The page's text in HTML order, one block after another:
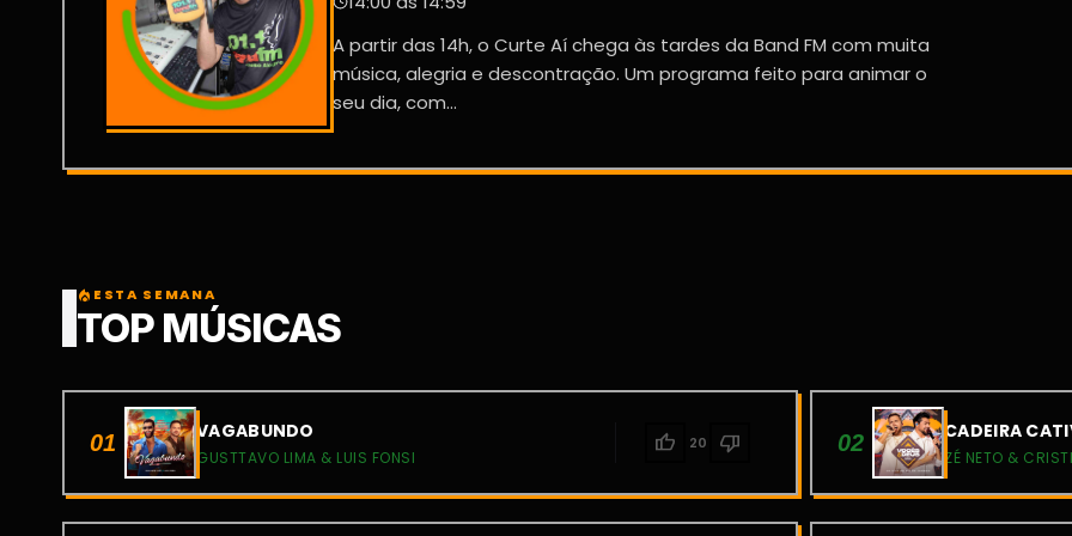
A partir das 14h, o Curte Aí chega às tardes da Band FM com muita
música, alegria e descontração. Um programa feito para animar o
seu dia, com...
local_fire_department ESTA SEMANA
TOP MÚSICAS
01 VAGABUNDO
GUSTTAVO LIMA & LUIS FONSI
thumb_up 20 thumb_down 02 CADEIRA
ZÉ NETO &